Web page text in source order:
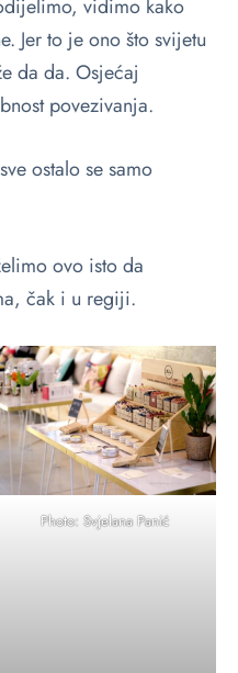
vidimo kako
Jer to je ono što svijetu
da da. Osjećaj
povezivanja.
ostalo se samo
ovo isto da
čak i u regiji.
Photo: Svjelana Panić